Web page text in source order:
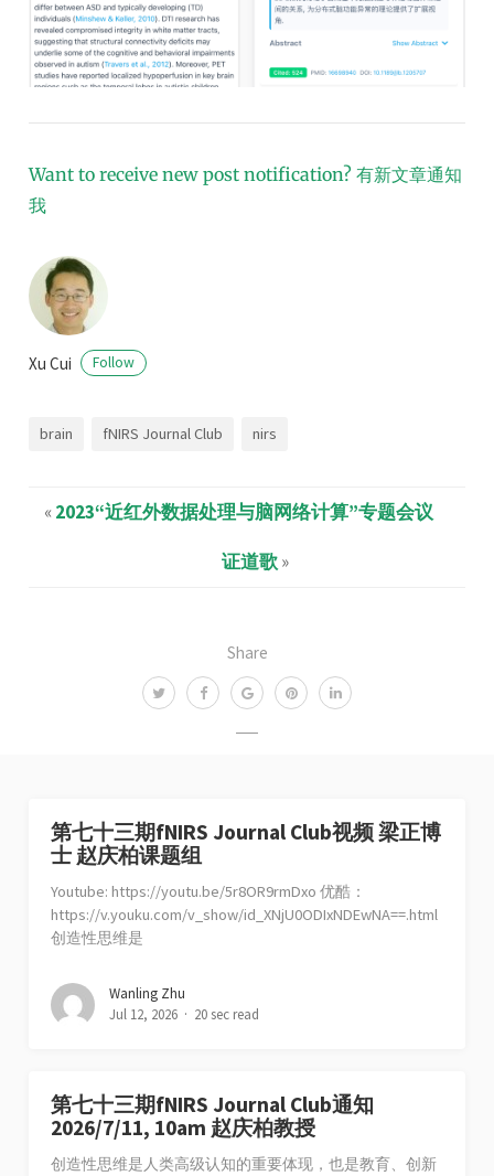
Share
Want to receive new post notification? 有新文章通知
我
Xu Cui Follow
brain fNIRS Journal Club nirs
«2023“近红外数据处理与脑网络计算”专题会议
证道歌»
第七十三期fNIRS Journal Club视频 梁正博
士 赵庆柏课题组
Youtube: https://youtu.be/5r8OR9rmDxo 优酷：
https://v.youku.com/v_show/id_XNjU0ODIxNDEwNA==.html
创造性思维是
Wanling Zhu
Jul 12, 2026
20 sec read
第七十三期fNIRS Journal Club通知
2026/7/11, 10am 赵庆柏教授
创造性思维是人类高级认知的重要体现，也是教育、创新